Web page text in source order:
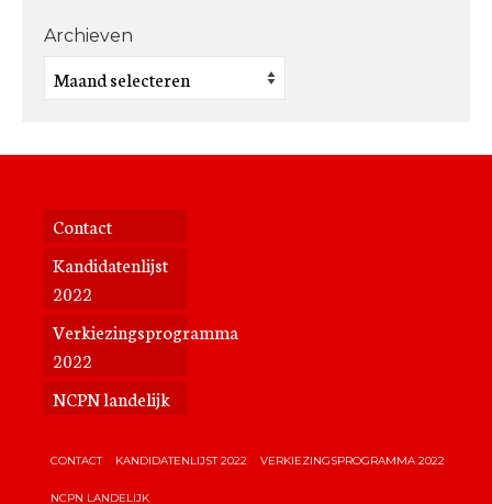
Archieven
Archieven
Contact
Kandidatenlijst
2022
Verkiezingsprogramma
2022
NCPN landelijk
CONTACT KANDIDATENLIJST 2022 VERKIEZINGSPROGRAMMA 2022
NCPN LANDELIJK